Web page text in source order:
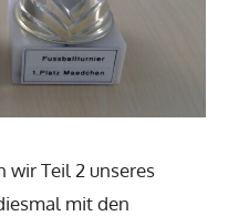
wir Teil 2 unseres
mit den